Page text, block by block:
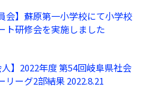
会】蘇原第一小学校にて小学校
ト研修会を実施しました
人】2022年度 第54回岐阜県社会
リーグ2部結果 2022.8.21